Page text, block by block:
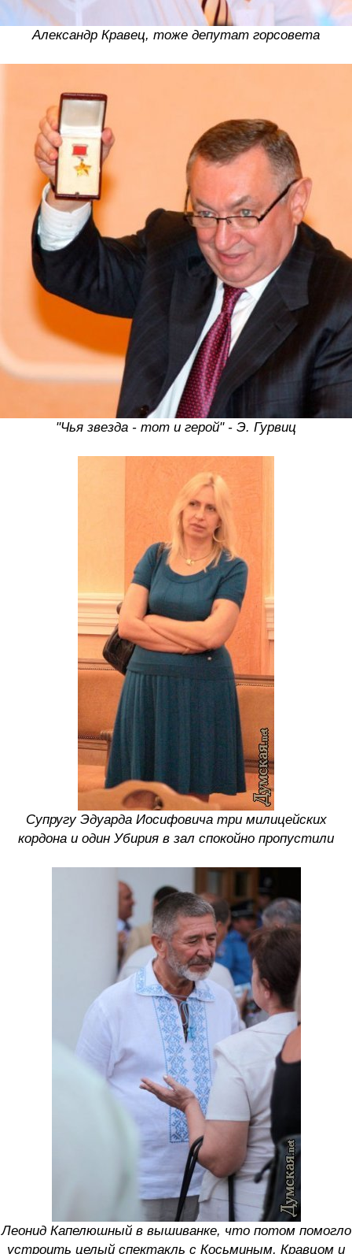
Александр Кравец, тоже депутат горсовета
"Чья звезда - тот и герой" - Э. Гурвиц
Супругу Эдуарда Иосифовича три милицейских
кордона и один Убирия в зал спокойно пропустили
Леонид Капелюшный в вышиванке, что потом помогло
устроить целый спектакль с Косьминым, Кравцом и